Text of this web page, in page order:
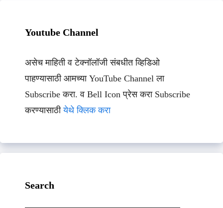
Youtube Channel
असेच माहिती व टेक्नॉलॉजी संबधीत व्हिडिओ
पाहण्यासाठी आमच्या YouTube Channel ला
Subscribe करा. व Bell Icon प्रेस करा Subscribe
करण्यासाठीयेथे क्लिक करा
Search